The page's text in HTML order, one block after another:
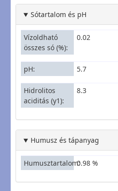
Sótartalom és pH
Vízoldható
összes só (%)
0.02
pH 5.7
Hidrolitos
aciditás (y1)
8.3
Humusz és tápanyag
Humusztartalom0.98 %